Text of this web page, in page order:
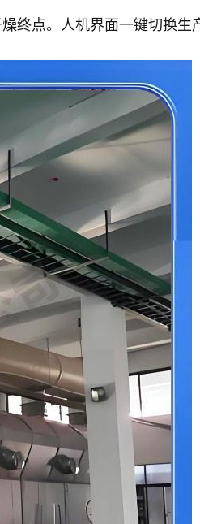
终点。人机界面一键切换生